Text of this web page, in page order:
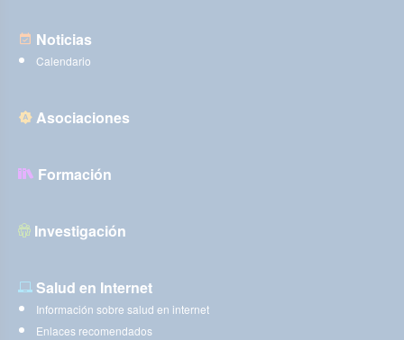
Noticias
Calendario
Asociaciones
Formación
Investigación
Salud en Internet
Información sobre salud en internet
Enlaces recomendados